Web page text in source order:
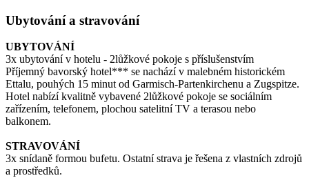
Ubytování a stravování
UBYTOVÁNÍ
3x ubytování v hotelu - 2lůžkové pokoje s příslušenstvím
Příjemný bavorský hotel*** se nachází v malebném historickém
Ettalu, pouhých 15 minut od Garmisch-Partenkirchenu a Zugspitze.
Hotel nabízí kvalitně vybavené 2lůžkové pokoje se sociálním
zařízením, telefonem, plochou satelitní TV a terasou nebo
balkonem.
STRAVOVÁNÍ
3x snídaně formou bufetu. Ostatní strava je řešena z vlastních zdrojů
a prostředků.